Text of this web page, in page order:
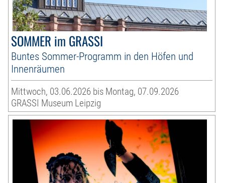
SOMMER im GRASSI
Buntes Sommer-Programm in den Höfen und
Innenräumen
Mittwoch, 03.06.2026 bis Montag, 07.09.2026
GRASSI Museum Leipzig